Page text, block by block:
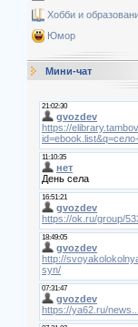
Хобби и
Юмор
Мини-чат